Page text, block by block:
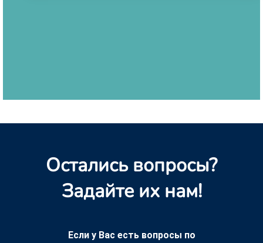
Остались вопросы?
Задайте их нам!
Если у Вас есть вопросы по